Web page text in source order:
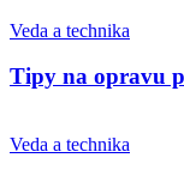
Veda a technika
Tipy na opravu
Veda a technika